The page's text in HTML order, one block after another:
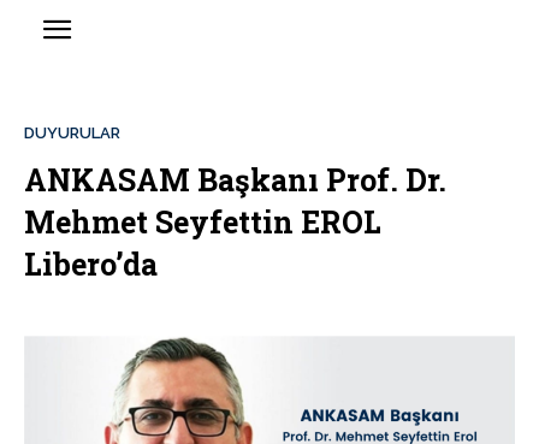
DUYURULAR
ANKASAM Başkanı Prof. Dr.
Mehmet Seyfettin EROL
Libero’da